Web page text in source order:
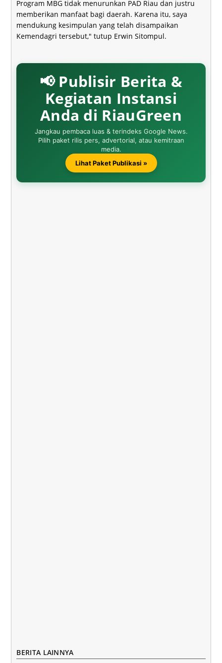
Program MBG tidak menurunkan PAD Riau dan justru
memberikan manfaat bagi daerah. Karena itu, saya
mendukung kesimpulan yang telah disampaikan
Kemendagri tersebut," tutup Erwin Sitompul.
📢 Publisir Berita &
Kegiatan Instansi
Anda di RiauGreen
Jangkau pembaca luas & terindeks Google News.
Pilih paket rilis pers, advertorial, atau kemitraan
media.
Lihat Paket Publikasi »
BERITA LAINNYA